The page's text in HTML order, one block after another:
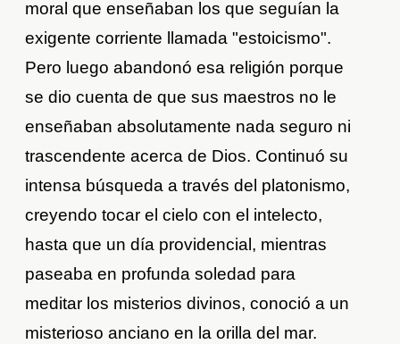
moral que enseñaban los que seguían la
exigente corriente llamada "estoicismo".
Pero luego abandonó esa religión porque
se dio cuenta de que sus maestros no le
enseñaban absolutamente nada seguro ni
trascendente acerca de Dios. Continuó su
intensa búsqueda a través del platonismo,
creyendo tocar el cielo con el intelecto,
hasta que un día providencial, mientras
paseaba en profunda soledad para
meditar los misterios divinos, conoció a un
misterioso anciano en la orilla del mar.